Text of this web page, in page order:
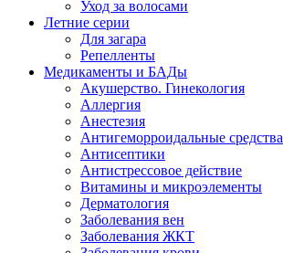
Уход за волосами
Летние серии
Для загара
Репелленты
Медикаменты и БАДы
Акушерство. Гинекология
Аллергия
Анестезия
Антигеморроидальные средства
Антисептики
Антистрессовое действие
Витамины и микроэлементы
Дерматология
Заболевания вен
Заболевания ЖКТ